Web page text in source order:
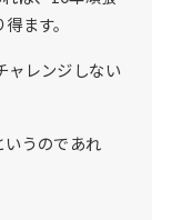
ます。
ャレンジしない
いうのであれ